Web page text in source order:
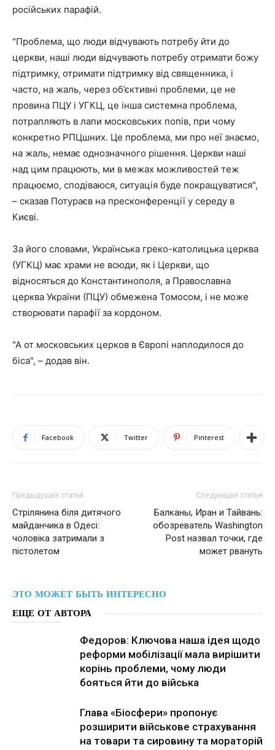
російських парафій.
"Проблема, що люди відчувають потребу йти до
церкви, наші люди відчувають потребу отримати божу
підтримку, отримати підтримку від священника, і
часто, на жаль, через об’єктивні проблеми, це не
провина ПЦУ і УГКЦ, це інша системна проблема,
потрапляють в лапи московських попів, при чому
конкретно РПЦшних. Це проблема, ми про неї знаємо,
на жаль, немає однозначного рішення. Церкви наші
над цим працюють, ми в межах можливостей теж
працюємо, сподіваюся, ситуація буде покращуватися",
– сказав Потураєв на пресконференції у середу в
Києві.
За його словами, Українська греко-католицька церква
(УГКЦ) має храми не всюди, як і Церкви, що
відносяться до Константинополя, а Православна
церква України (ПЦУ) обмежена Томосом, і не може
створювати парафії за кордоном.
"А от московських церков в Європі наплодилося до
біса", – додав він.
Facebook Twitter Pinterest
Предыдущая статья
Стрілянина біля дитячого
майданчика в Одесі:
чоловіка затримали з
пістолетом
Следующая статья
Балканы, Иран и Тайвань:
обозреватель Washington
Post назвал точки, где
может рвануть
ЭТО МОЖЕТ БЫТЬ ИНТЕРЕСНО
ЕЩЕ ОТ АВТОРА
Федоров: Ключова наша ідея щодо
реформи мобілізації мала вирішити
корінь проблеми, чому люди
бояться йти до війська
Глава «Біосфери» пропонує
розширити військове страхування
на товари та сировину та мораторій